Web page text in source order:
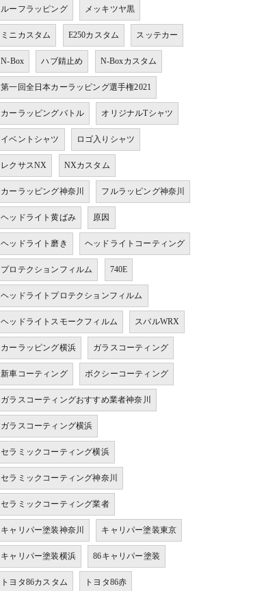
ルーフラッピング メッキツヤ黒
ミニカスタム E250カスタム スッテカー
N-Box ハブ錆止め N-Boxカスタム
第一回全日本カーラッピング選手権2021
カーラッピングバトル オリジナルTシャツ
イベントシャツ ロゴ入りシャツ
レクサスNX NXカスタム
カーラッピング神奈川 フルラッピング神奈川
ヘッドライト黄ばみ 原因
ヘッドライト磨き ヘッドライトコーティング
プロテクションフィルム 740E
ヘッドライトプロテクションフィルム
ヘッドライトスモークフィルム スバルWRX
カーラッピング横浜 ガラスコーティング
新車コーティング ボクシーコーティング
ガラスコーティングおすすめ業者神奈川
ガラスコーティング横浜
セラミックコーティング横浜
セラミックコーティング神奈川
セラミックコーティング業者
キャリパー塗装神奈川 キャリパー塗装東京
キャリパー塗装横浜 86キャリパー塗装
トヨタ86カスタム トヨタ86赤